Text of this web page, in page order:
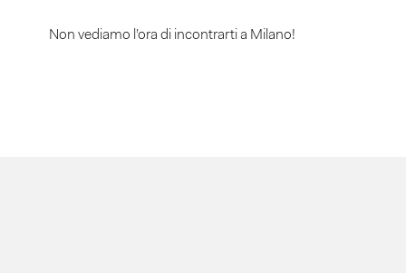
Non vediamo l’ora di incontrarti a Milano!